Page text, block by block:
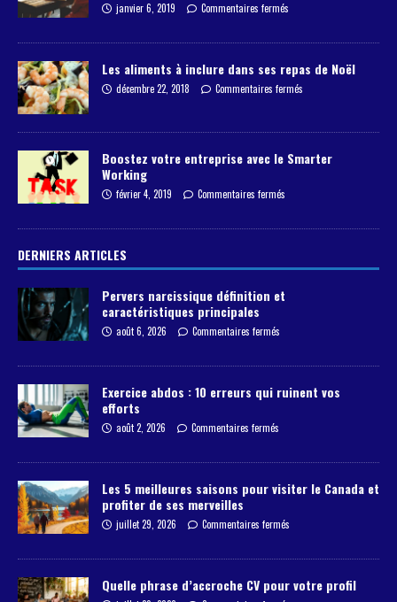
janvier 6, 2019 Commentaires fermés
Les aliments à inclure dans ses repas de Noël
décembre 22, 2018 Commentaires fermés
Boostez votre entreprise avec le Smarter
Working
février 4, 2019 Commentaires fermés
DERNIERS ARTICLES
Pervers narcissique définition et
caractéristiques principales
août 6, 2026 Commentaires fermés
Exercice abdos : 10 erreurs qui ruinent vos
efforts
août 2, 2026 Commentaires fermés
Les 5 meilleures saisons pour visiter le Canada et
profiter de ses merveilles
juillet 29, 2026 Commentaires fermés
Quelle phrase d’accroche CV pour votre profil